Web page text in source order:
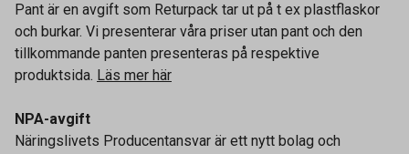
Pant är en avgift som Returpack tar ut på t ex plastflaskor
och burkar. Vi presenterar våra priser utan pant och den
tillkommande panten presenteras på respektive
produktsida. Läs mer här
NPA-avgift
Näringslivets Producentansvar är ett nytt bolag och